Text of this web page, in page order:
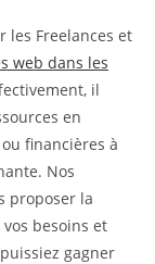
les Freelances et
web dans les
il
en
financières à
Nos
proposer la
besoins et
gagner